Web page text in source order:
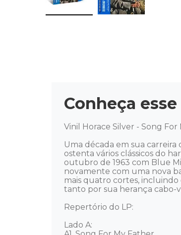
Conheça
Vinil Horace Silver - Song
Uma década em sua
ostenta vários clássicos do
outubro de 1963 com Blue
novamente com uma nova
mais quatro cortes, incluindo
tanto por sua herança cabo-
Repertório do LP:
Lado A: